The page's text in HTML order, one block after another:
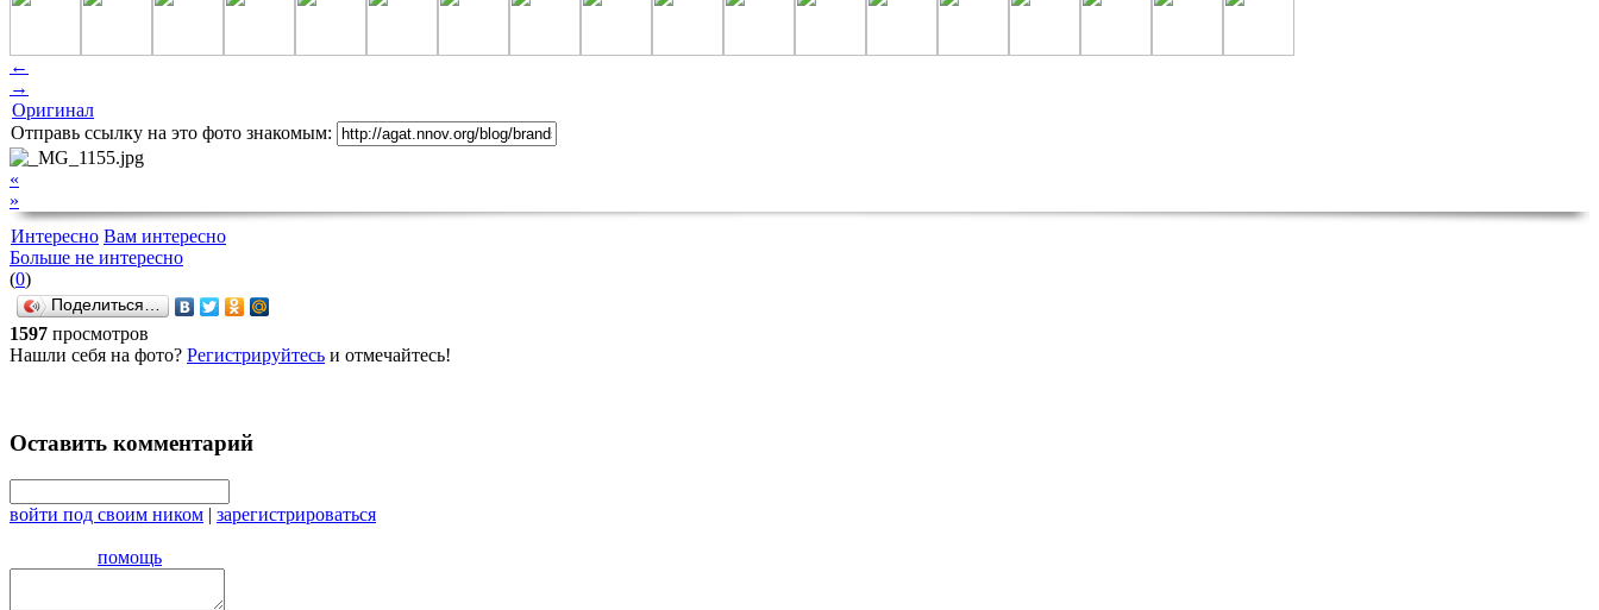
←
→
Оригинал
Отправь ссылку на это фото знакомым:
«
»
Интересно Вам интересно
Больше не интересно
(0)
Поделиться…
1597 просмотров
Нашли себя на фото? Регистрируйтесь и отмечайтесь!
Оставить комментарий
войти под своим ником | зарегистрироваться
помощь